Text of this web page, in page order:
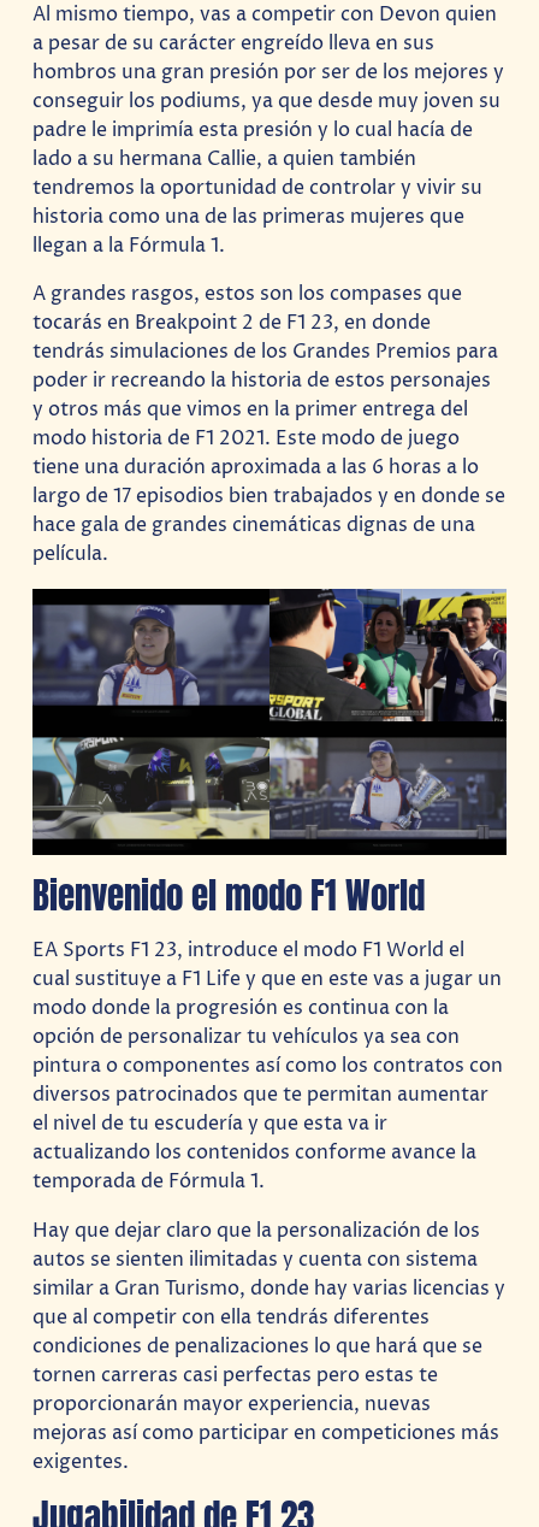
Al mismo tiempo, vas a competir con Devon quien
a pesar de su carácter engreído lleva en sus
hombros una gran presión por ser de los mejores y
conseguir los podiums, ya que desde muy joven su
padre le imprimía esta presión y lo cual hacía de
lado a su hermana Callie, a quien también
tendremos la oportunidad de controlar y vivir su
historia como una de las primeras mujeres que
llegan a la Fórmula 1.
A grandes rasgos, estos son los compases que
tocarás en Breakpoint 2 de F1 23, en donde
tendrás simulaciones de los Grandes Premios para
poder ir recreando la historia de estos personajes
y otros más que vimos en la primer entrega del
modo historia de F1 2021. Este modo de juego
tiene una duración aproximada a las 6 horas a lo
largo de 17 episodios bien trabajados y en donde se
hace gala de grandes cinemáticas dignas de una
película.
Bienvenido el modo F1 World
EA Sports F1 23, introduce el modo F1 World el
cual sustituye a F1 Life y que en este vas a jugar un
modo donde la progresión es continua con la
opción de personalizar tu vehículos ya sea con
pintura o componentes así como los contratos con
diversos patrocinados que te permitan aumentar
el nivel de tu escudería y que esta va ir
actualizando los contenidos conforme avance la
temporada de Fórmula 1.
Hay que dejar claro que la personalización de los
autos se sienten ilimitadas y cuenta con sistema
similar a Gran Turismo, donde hay varias licencias y
que al competir con ella tendrás diferentes
condiciones de penalizaciones lo que hará que se
tornen carreras casi perfectas pero estas te
proporcionarán mayor experiencia, nuevas
mejoras así como participar en competiciones más
exigentes.